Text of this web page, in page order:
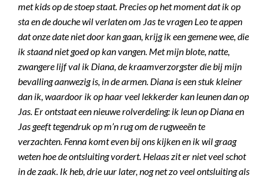
met kids op de stoep staat. Precies op het moment dat ik op
sta en de douche wil verlaten om Jas te vragen Leo te appen
dat onze date niet door kan gaan, krijg ik een gemene wee, die
ik staand niet goed op kan vangen. Met mijn blote, natte,
zwangere lijf val ik Diana, de kraamverzorgster die bij mijn
bevalling aanwezig is, in de armen. Diana is een stuk kleiner
dan ik, waardoor ik op haar veel lekkerder kan leunen dan op
Jas. Er ontstaat een nieuwe rolverdeling: ik leun op Diana en
Jas geeft tegendruk op m’n rug om de rugweeën te
verzachten. Fenna komt even bij ons kijken en ik wil graag
weten hoe de ontsluiting vordert. Helaas zit er niet veel schot
in de zaak. Ik heb, drie uur later, nog net zo veel ontsluiting als